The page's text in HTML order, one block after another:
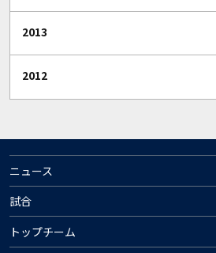
2013
2012
ニュース
試合
トップチーム